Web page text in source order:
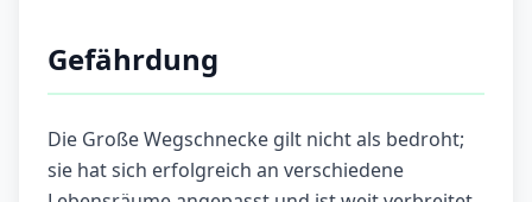
Gefährdung
Die Große Wegschnecke gilt nicht als bedroht;
sie hat sich erfolgreich an verschiedene